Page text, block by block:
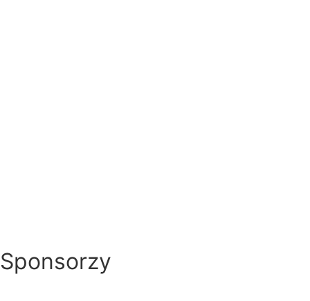
Sponsorzy